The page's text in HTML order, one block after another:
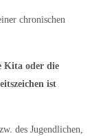
chronischen
Kita oder die
ist
des Jugendlichen,